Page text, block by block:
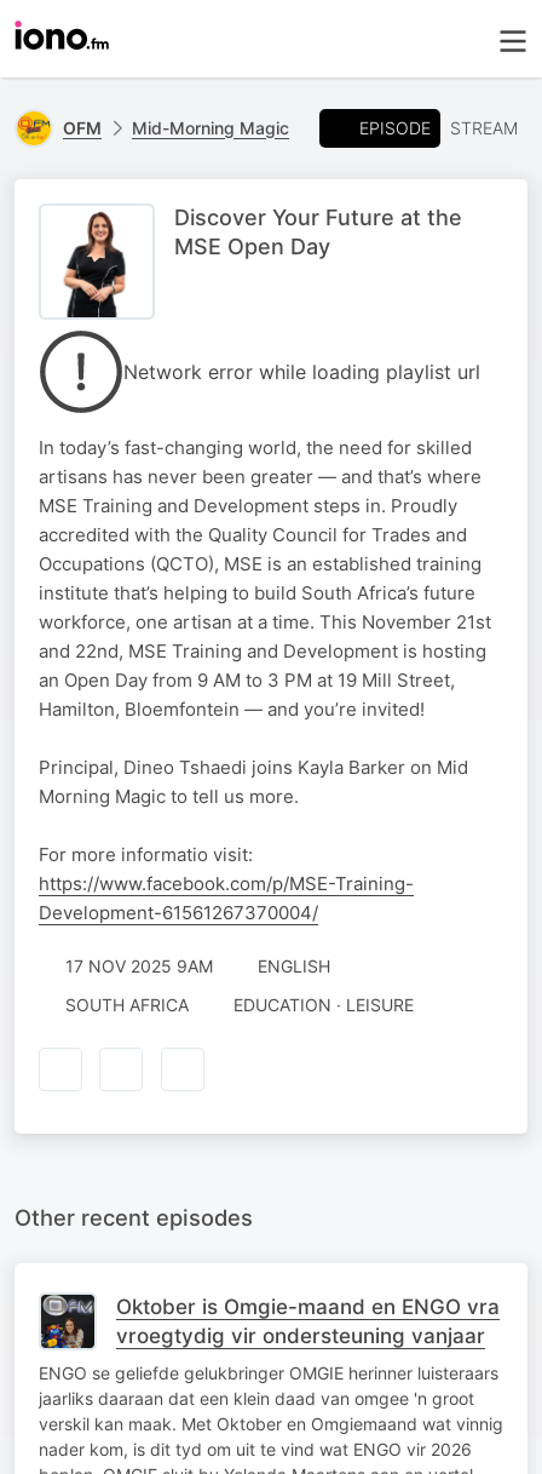
OFM Mid-Morning Magic EPISODE STREAM
Discover Your Future at the
MSE Open Day
Network error while loading playlist url
In today’s fast-changing world, the need for skilled
artisans has never been greater — and that’s where
MSE Training and Development steps in. Proudly
accredited with the Quality Council for Trades and
Occupations (QCTO), MSE is an established training
institute that’s helping to build South Africa’s future
workforce, one artisan at a time. This November 21st
and 22nd, MSE Training and Development is hosting
an Open Day from 9 AM to 3 PM at 19 Mill Street,
Hamilton, Bloemfontein — and you’re invited!
Principal, Dineo Tshaedi joins Kayla Barker on Mid
Morning Magic to tell us more.
For more informatio visit:
https://www.facebook.com/p/MSE-Training-
Development-61561267370004/
17 NOV 2025 9AM
ENGLISH
SOUTH AFRICA
EDUCATION · LEISURE
Other recent episodes
Oktober is Omgie-maand en ENGO vra
vroegtydig vir ondersteuning vanjaar
ENGO se geliefde gelukbringer OMGIE herinner luisteraars
jaarliks daaraan dat een klein daad van omgee 'n groot
verskil kan maak. Met Oktober en Omgiemaand wat vinnig
nader kom, is dit tyd om uit te vind wat ENGO vir 2026